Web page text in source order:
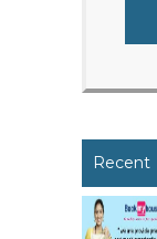
Recent